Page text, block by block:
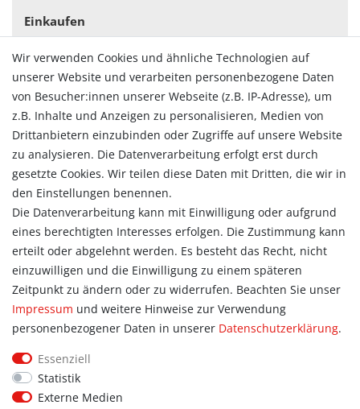
Einkaufen
Zahlungsarten
Versandarten & -kosten
Widerrufsrecht
Vertrag widerrufen
Konto
Login
Registrieren
Warenkorb
Zur Kasse
Allgemein
Kontakt
Datenschutzerklärung
AGB
Impressum
Informationen für Vereine
Informationen zur Beflockung
Newsletter-Anmeldung
Wir verwenden Cookies und ähnliche Technologien auf
unserer Website und verarbeiten personenbezogene Daten
von Besucher:innen unserer Webseite (z.B. IP-Adresse), um
z.B. Inhalte und Anzeigen zu personalisieren, Medien von
Drittanbietern einzubinden oder Zugriffe auf unsere Website
zu analysieren. Die Datenverarbeitung erfolgt erst durch
gesetzte Cookies. Wir teilen diese Daten mit Dritten, die wir in
den Einstellungen benennen.
Die Datenverarbeitung kann mit Einwilligung oder aufgrund
eines berechtigten Interesses erfolgen. Die Zustimmung kann
erteilt oder abgelehnt werden. Es besteht das Recht, nicht
einzuwilligen und die Einwilligung zu einem späteren
Zeitpunkt zu ändern oder zu widerrufen. Beachten Sie unser
Impressum und weitere Hinweise zur Verwendung
personenbezogener Daten in unserer Daten­schutz­erklärung.
Essenziell
Statistik
Externe Medien